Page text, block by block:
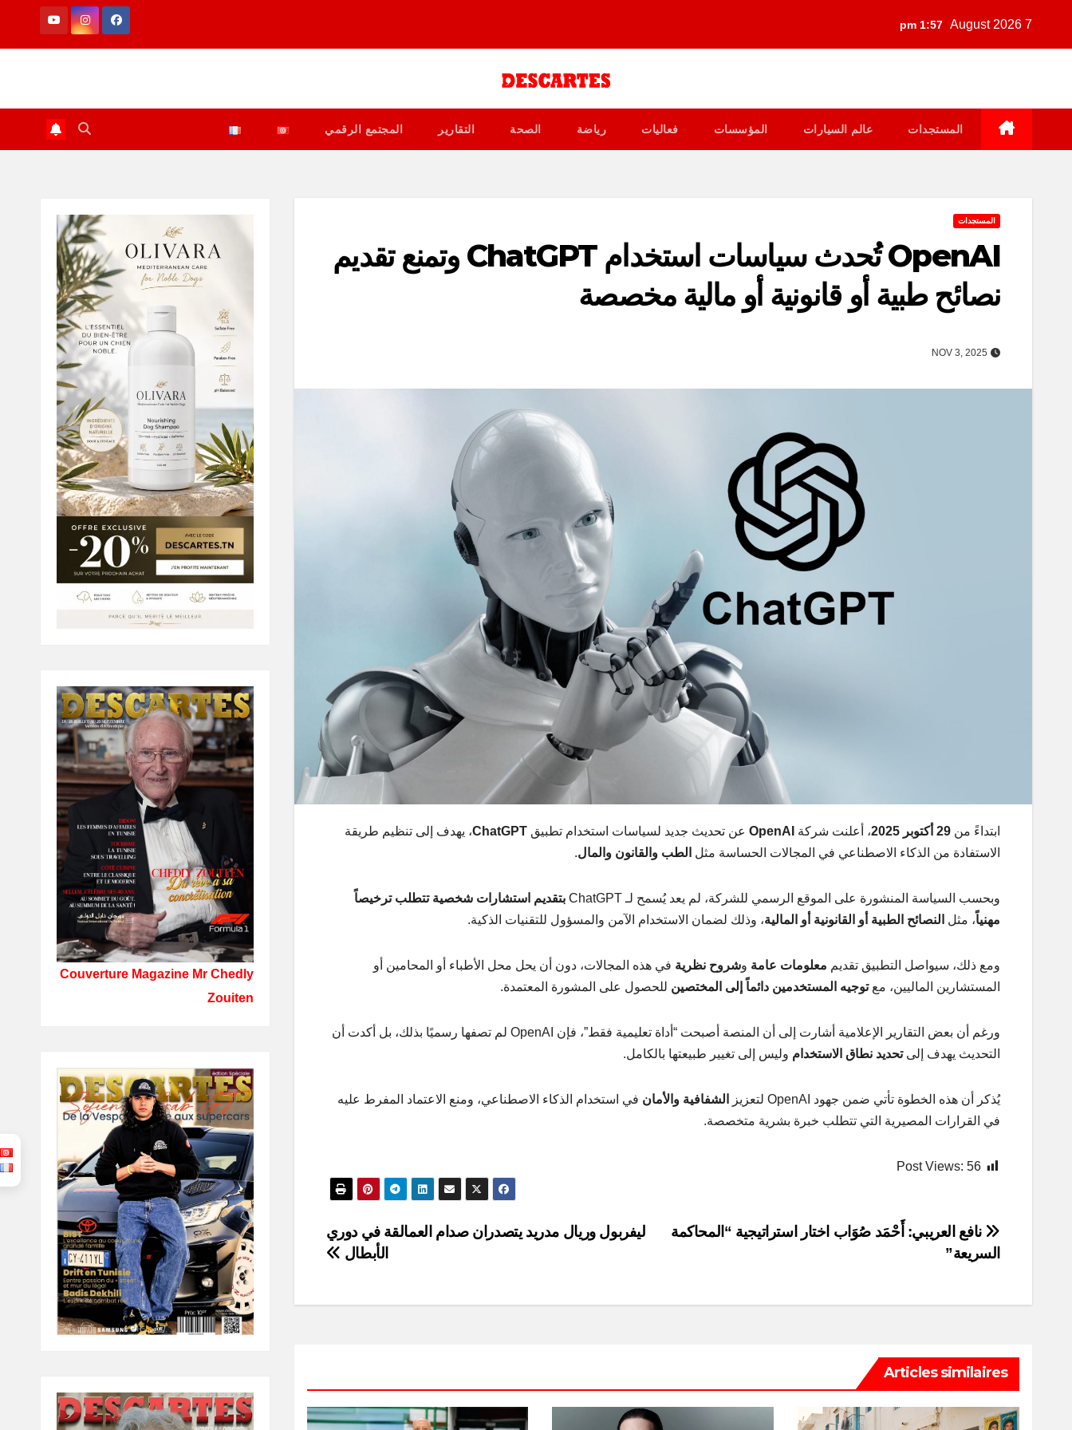
7 August 2026
1:57 pm
المستجدات عالم السيارات المؤسسات فعاليات رياضة الصحة التقارير المجتمع الرقمي
المستجدات
OpenAI تُحدث سياسات استخدام ChatGPT وتمنع تقديم
نصائح طبية أو قانونية أو مالية مخصصة
NOV 3, 2025
ابتداءً من 29 أكتوبر 2025 ، أعلنت شركة OpenAI عن تحديث جديد لسياسات استخدام تطبيق ChatGPT، يهدف إلى تنظيم طريقة
الاستفادة من الذكاء الاصطناعي في المجالات الحساسة مثل الطب والقانون والمال.
وبحسب السياسة المنشورة على الموقع الرسمي للشركة، لم يعد يُسمح لـ ChatGPT
بتقديم استشارات شخصية تتطلب ترخيصاً
مهنياً، مثل النصائح الطبية أو القانونية أو المالية، وذلك لضمان الاستخدام الآمن والمسؤول للتقنيات الذكية.
ومع ذلك، سيواصل التطبيق تقديم معلومات عامة وشروح نظرية في هذه المجالات، دون أن يحل محل الأطباء أو المحامين أو
المستشارين الماليين، معتوجيه المستخدمين دائماً إلى المختصين للحصول على المشورة المعتمدة.
ورغم أن بعض التقارير الإعلامية أشارت إلى أن المنصة أصبحت “أداة تعليمية فقط”، فإن OpenAI لم تصفها رسميًا بذلك، بل أكدت أن
التحديث يهدف إلىتحديد نطاق الاستخدام وليس إلى تغيير طبيعتها بالكامل.
يُذكر أن هذه الخطوة تأتي ضمن جهود OpenAI لتعزيز الشفافية والأمان في استخدام الذكاء الاصطناعي، ومنع الاعتماد المفرط عليه
في القرارات المصيرية التي تتطلب خبرة بشرية متخصصة.
Post Views: 56
Post
navigation
ليفربول وريال مدريد يتصدران صدام العمالقة في دوري
الأبطال
نافع العريبي: أَحْمَد صُوَاب اختار استراتيجية “المحاكمة
السريعة”
Articles similaires
Couverture Magazine Mr Chedly
Zouiten